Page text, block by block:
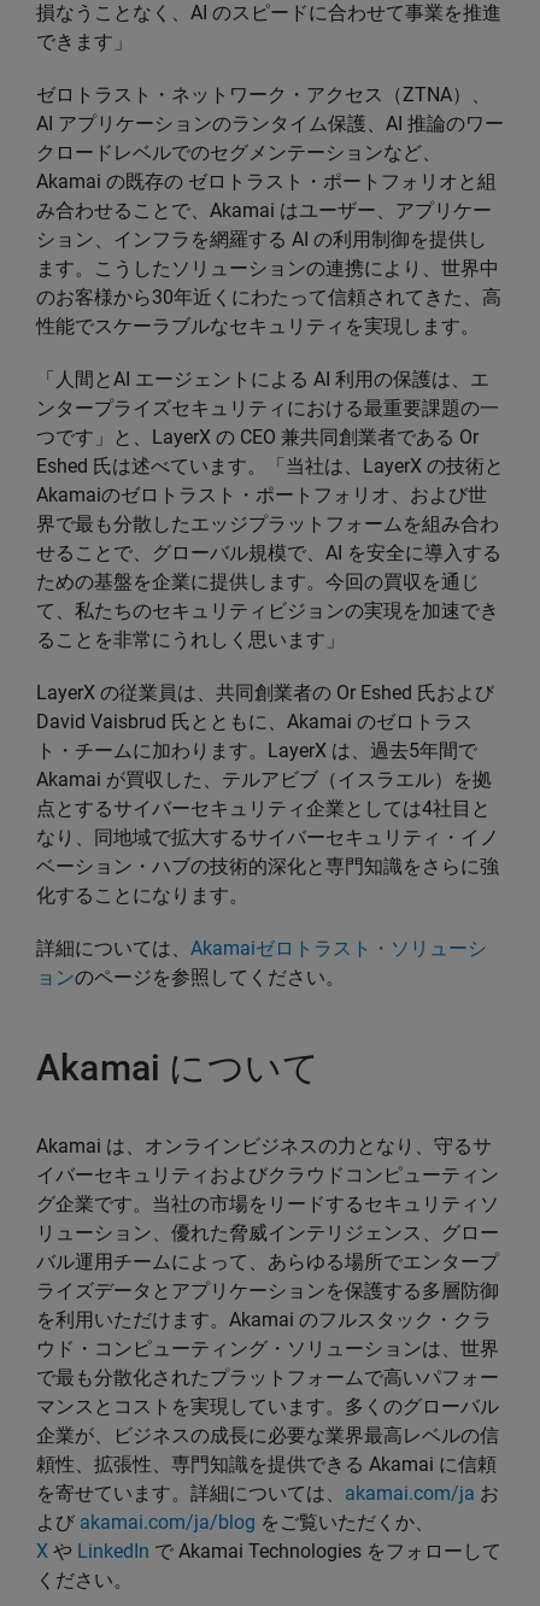
損なうことなく、AI のスピードに合わせて事業を推進
できます」
ゼロトラスト・ネットワーク・アクセス（ZTNA）、
AI アプリケーションのランタイム保護、AI 推論のワー
クロードレベルでのセグメンテーションなど、
Akamai の既存の ゼロトラスト・ポートフォリオと組
み合わせることで、Akamai はユーザー、アプリケー
ション、インフラを網羅する AI の利用制御を提供し
ます。こうしたソリューションの連携により、世界中
のお客様から30年近くにわたって信頼されてきた、高
性能でスケーラブルなセキュリティを実現します。
「人間とAI エージェントによる AI 利用の保護は、エ
ンタープライズセキュリティにおける最重要課題の一
つです」と、LayerX の CEO 兼共同創業者である Or
Eshed 氏は述べています。「当社は、LayerX の技術と
Akamaiのゼロトラスト・ポートフォリオ、および世
界で最も分散したエッジプラットフォームを組み合わ
せることで、グローバル規模で、AI を安全に導入する
ための基盤を企業に提供します。今回の買収を通じ
て、私たちのセキュリティビジョンの実現を加速でき
ることを非常にうれしく思います」
LayerX の従業員は、共同創業者の Or Eshed 氏および
David Vaisbrud 氏とともに、Akamai のゼロトラス
ト・チームに加わります。LayerX は、過去5年間で
Akamai が買収した、テルアビブ（イスラエル）を拠
点とするサイバーセキュリティ企業としては4社目と
なり、同地域で拡大するサイバーセキュリティ・イノ
ベーション・ハブの技術的深化と専門知識をさらに強
化することになります。
詳細については、 Akamaiゼロトラスト・ソリューシ
ョンのページを参照してください。
Akamai について
Akamai は、オンラインビジネスの力となり、守るサ
イバーセキュリティおよびクラウドコンピューティン
グ企業です。当社の市場をリードするセキュリティソ
リューション、優れた脅威インテリジェンス、グロー
バル運用チームによって、あらゆる場所でエンタープ
ライズデータとアプリケーションを保護する多層防御
を利用いただけます。Akamai のフルスタック・クラ
ウド・コンピューティング・ソリューションは、世界
で最も分散化されたプラットフォームで高いパフォー
マンスとコストを実現しています。多くのグローバル
企業が、ビジネスの成長に必要な業界最高レベルの信
頼性、拡張性、専門知識を提供できる Akamai に信頼
を寄せています。詳細については、 akamai.com/ja お
よび akamai.com/ja/blog をご覧いただくか、
X や LinkedIn で Akamai Technologies をフォローして
ください。